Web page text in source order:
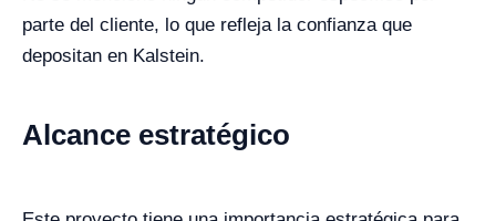
parte del cliente, lo que refleja la confianza que
depositan en Kalstein.
Alcance estratégico